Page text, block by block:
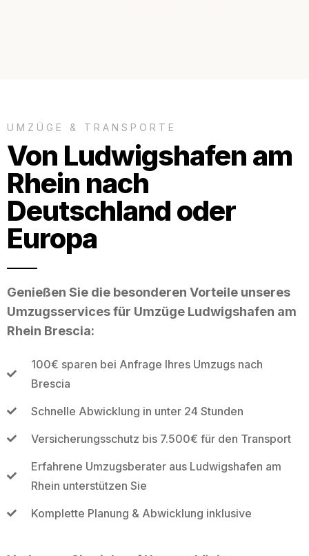
UMZÜGE & TRANSPORTE
Von Ludwigshafen am
Rhein nach
Deutschland oder
Europa
Genießen Sie die besonderen Vorteile unseres
Umzugsservices für Umzüge Ludwigshafen am
Rhein Brescia:
100€ sparen bei Anfrage Ihres Umzugs nach
Brescia
Schnelle Abwicklung in unter 24 Stunden
Versicherungsschutz bis 7.500€ für den Transport
Erfahrene Umzugsberater aus Ludwigshafen am
Rhein unterstützen Sie
Komplette Planung & Abwicklung inklusive